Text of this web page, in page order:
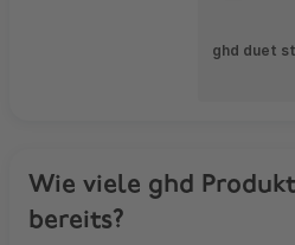
ghd duet
Wie viele ghd
bereits?